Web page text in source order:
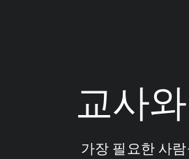
교사
가장 필요한 사